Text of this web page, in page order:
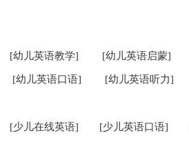
[幼儿英语教学] [幼儿英语启蒙]
[幼儿英语口语] [幼儿英语听力]
[少儿在线英语] [少儿英语口语]